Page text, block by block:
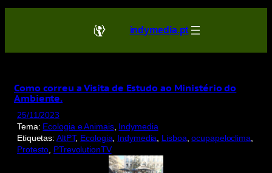
Saltar
conteúdo
indymedia.pt
Como correu a Visita de Estudo ao Ministério do
Ambiente.
25/11/2023
Tema: Ecologia e Animais, Indymedia
Etiquetas: AltPT, Ecologia, Indymedia, Lisboa, ocupapeloclima
Protesto, PTrevolutionTV